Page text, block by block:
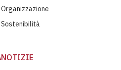
Organizzazione
Sostenibilità
NOTIZIE